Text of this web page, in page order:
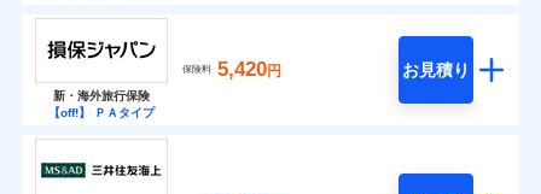
新・海外旅行保険
【off!】 ＰＡタイプ
保険料 5,420円 お見積り